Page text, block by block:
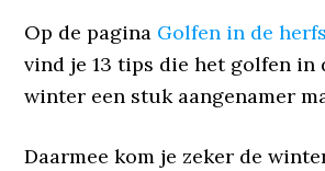
Op de pagina Golfen in de
vind je 13 tips die het golfen in
winter een stuk aangenamer
Daarmee kom je zeker de